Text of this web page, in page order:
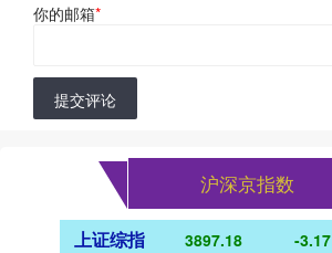
你的邮箱*
提交评论
沪深京指数
上证综指 3897.18 -3.17